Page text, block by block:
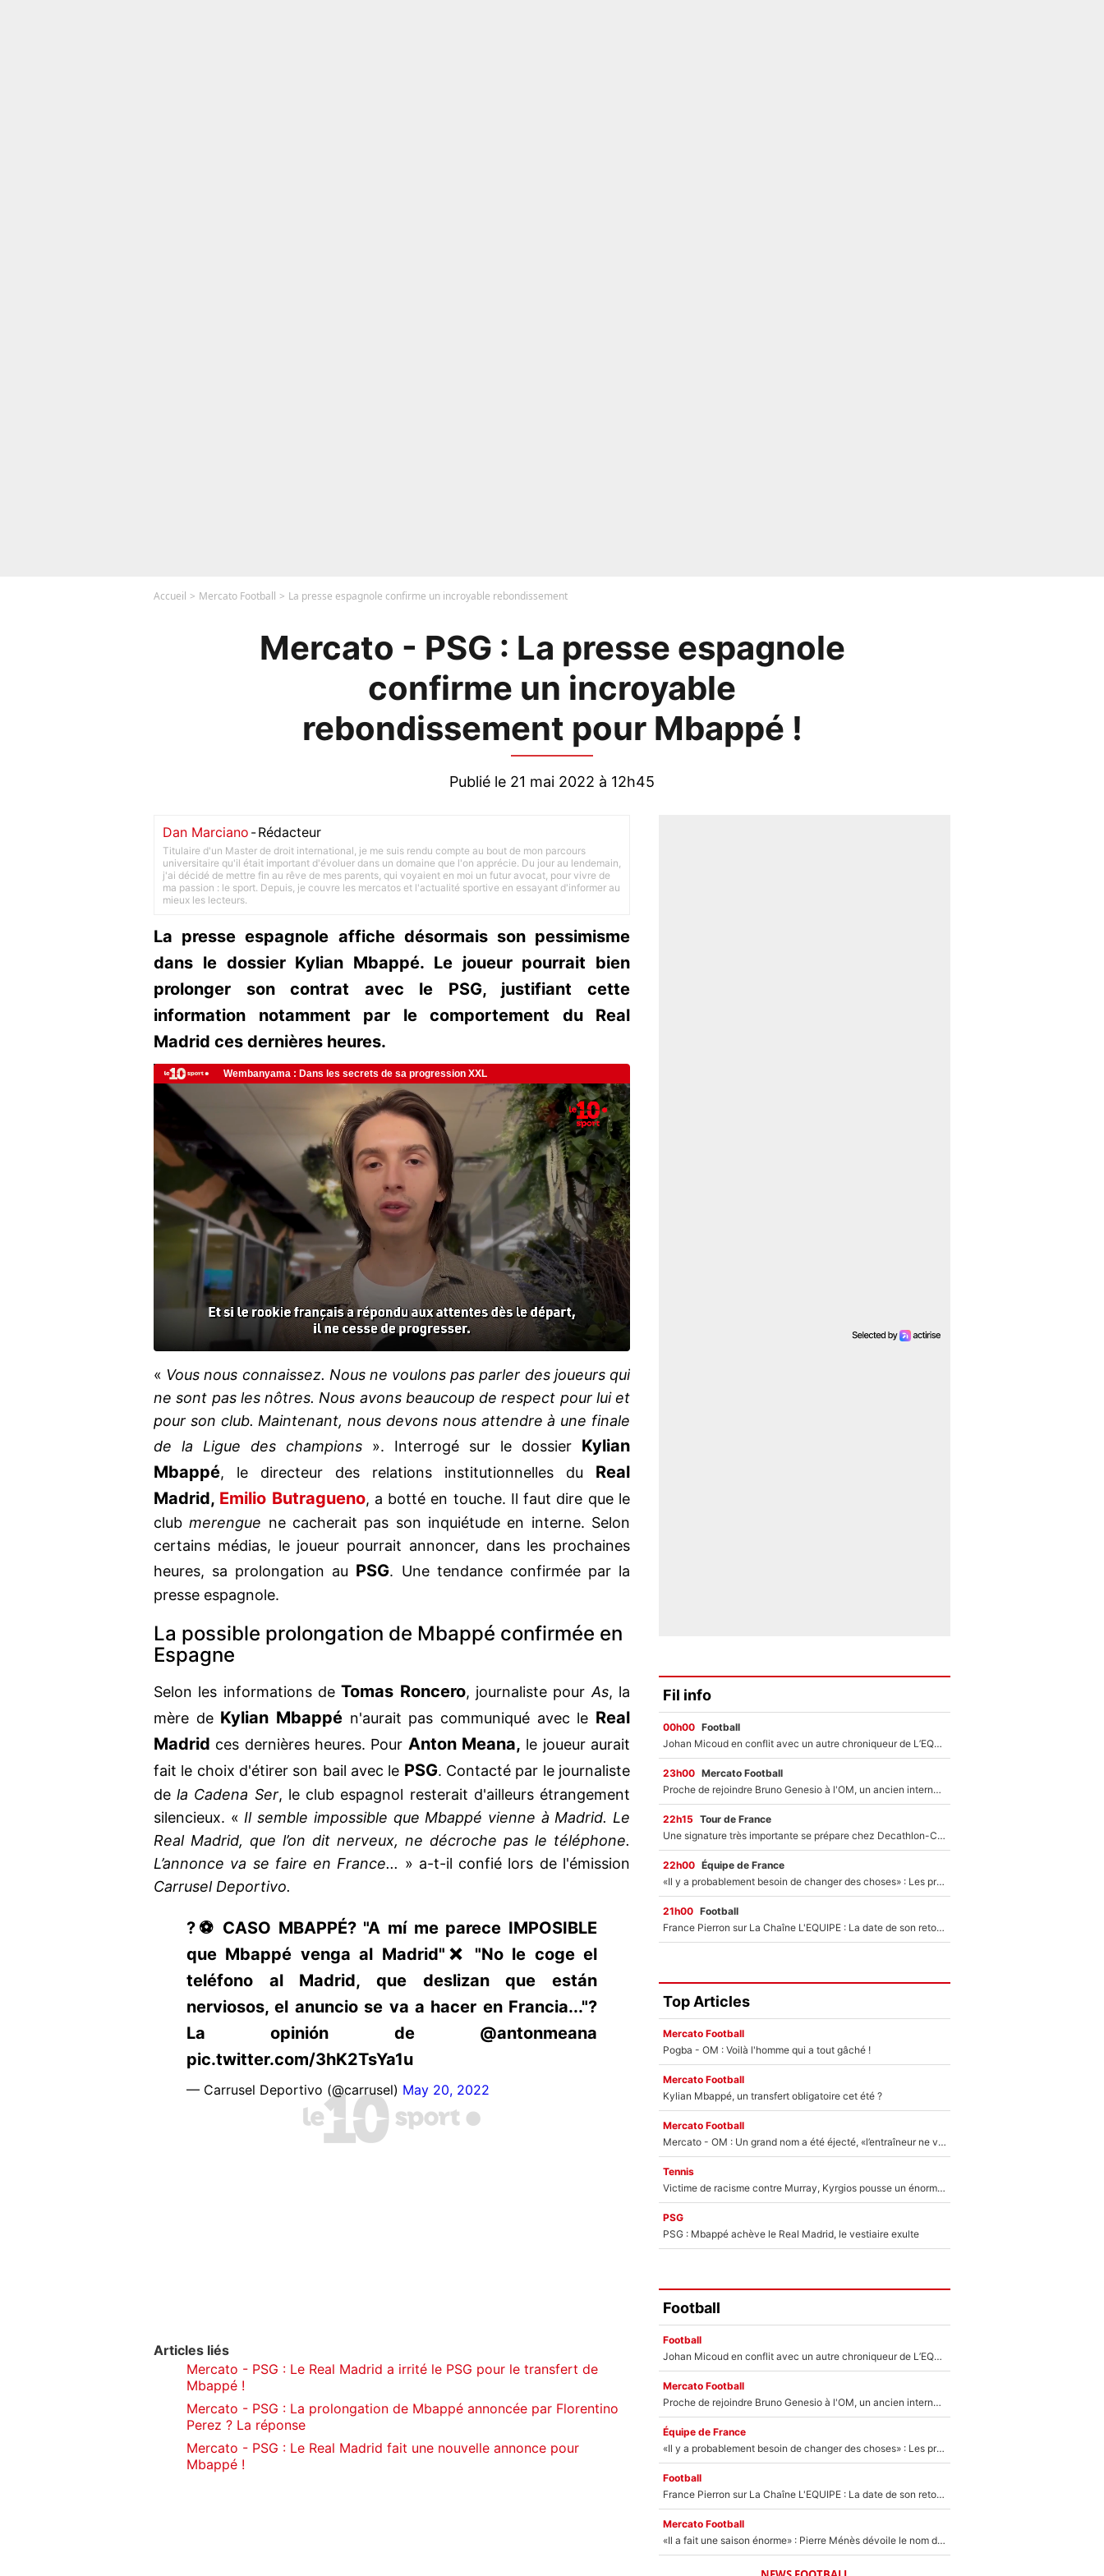
Accueil Mercato Football La presse espagnole confirme un incroyable rebondissement
Mercato - PSG : La presse espagnole
confirme un incroyable
rebondissement pour Mbappé !
Publié le 21 mai 2022 à 12h45
Dan Marciano -Rédacteur
Titulaire d'un Master de droit international, je me suis rendu compte au bout de mon parcours
universitaire qu'il était important d'évoluer dans un domaine que l'on apprécie. Du jour au lendemain,
j'ai décidé de mettre fin au rêve de mes parents, qui voyaient en moi un futur avocat, pour vivre de
ma passion : le sport. Depuis, je couvre les mercatos et l'actualité sportive en essayant d'informer au
mieux les lecteurs.
La presse espagnole affiche désormais son pessimisme
dans le dossier Kylian Mbappé. Le joueur pourrait bien
prolonger son contrat avec le PSG, justifiant cette
information notamment par le comportement du Real
Madrid ces dernières heures.
« Vous nous connaissez. Nous ne voulons pas parler des joueurs qui
ne sont pas les nôtres. Nous avons beaucoup de respect pour lui et
pour son club. Maintenant, nous devons nous attendre à une finale
de la Ligue des champions ». Interrogé sur le dossier Kylian
Mbappé, le directeur des relations institutionnelles du
Real
Madrid, Emilio Butragueno, a botté en touche. Il faut dire que le
clubmerengue ne cacherait pas son inquiétude en interne. Selon
certains médias, le joueur pourrait annoncer, dans les prochaines
heures, sa prolongation au PSG. Une tendance confirmée par la
presse espagnole.
La possible prolongation de Mbappé confirmée en
Espagne
Selon les informations deTomas Roncero, journaliste pourAs, la
mère de Kylian Mbappé n'aurait pas communiqué avec le Real
Madrid ces dernières heures. Pour Anton Meana, le joueur aurait
fait le choix d'étirer son bail avec le PSG. Contacté par le journaliste
dela Cadena Ser, le club espagnol resterait d'ailleurs étrangement
silencieux. « Il semble impossible que Mbappé vienne à Madrid. Le
Real Madrid, que l’on dit nerveux, ne décroche pas le téléphone.
L’annonce va se faire en France... » a-t-il confié lors de l'émission
Carrusel Deportivo.
?⚽ CASO MBAPPÉ?️ "A mí me parece IMPOSIBLE
que Mbappé venga al Madrid"❌ "No le coge el
teléfono al Madrid, que deslizan que están
nerviosos, el anuncio se va a hacer en Francia..."?
La opinión de @antonmeana
pic.twitter.com/3hK2TsYa1u
— Carrusel Deportivo (@carrusel) May 20, 2022
Articles liés
Mercato - PSG : Le Real Madrid a irrité le PSG pour le transfert de
Mbappé !
Mercato - PSG : La prolongation de Mbappé annoncée par Florentino
Perez ? La réponse
Mercato - PSG : Le Real Madrid fait une nouvelle annonce pour
Mbappé !
Fil info
00h00 Football
Johan Micoud en conflit avec un autre chroniqueur de L’EQUIPE du Soir : «Pendant un moment, je ne les ai pas remis ensemble dans l'émission»
23h00 Mercato Football
Proche de rejoindre Bruno Genesio à l'OM, un ancien international français va finalement débarquer... sur RMC !
22h15 Tour de France
Une signature très importante se prépare chez Decathlon-CMA CGM pour aider Paul Seixas à gagner le Tour de France 2027
22h00 Équipe de France
«Il y a probablement besoin de changer des choses» : Les premiers changements de Zinedine Zidane en équipe de France sont révélés ?
21h00 Football
France Pierron sur La Chaîne L'EQUIPE : La date de son retour dans L'EQUIPE de Choc est connue... et c'était très attendu
Top Articles
Mercato Football
Pogba - OM : Voilà l'homme qui a tout gâché !
Mercato Football
Kylian Mbappé, un transfert obligatoire cet été ?
Mercato Football
Mercato - OM : Un grand nom a été éjecté, «l’entraîneur ne voulait pas me conserver»
Tennis
Victime de racisme contre Murray, Kyrgios pousse un énorme coup de gueule !
PSG
PSG : Mbappé achève le Real Madrid, le vestiaire exulte
Football
Football
Johan Micoud en conflit avec un autre chroniqueur de L’EQUIPE du Soir : «Pendant un moment, je ne les ai pas remis ensemble dans l'émission»
Mercato Football
Proche de rejoindre Bruno Genesio à l'OM, un ancien international français va finalement débarquer... sur RMC !
Équipe de France
«Il y a probablement besoin de changer des choses» : Les premiers changements de Zinedine Zidane en équipe de France sont révélés ?
Football
France Pierron sur La Chaîne L'EQUIPE : La date de son retour dans L'EQUIPE de Choc est connue... et c'était très attendu
Mercato Football
«Il a fait une saison énorme» : Pierre Ménès dévoile le nom du joueur que l’OM devait absolument recruter cet été, l’IA valide la piste !